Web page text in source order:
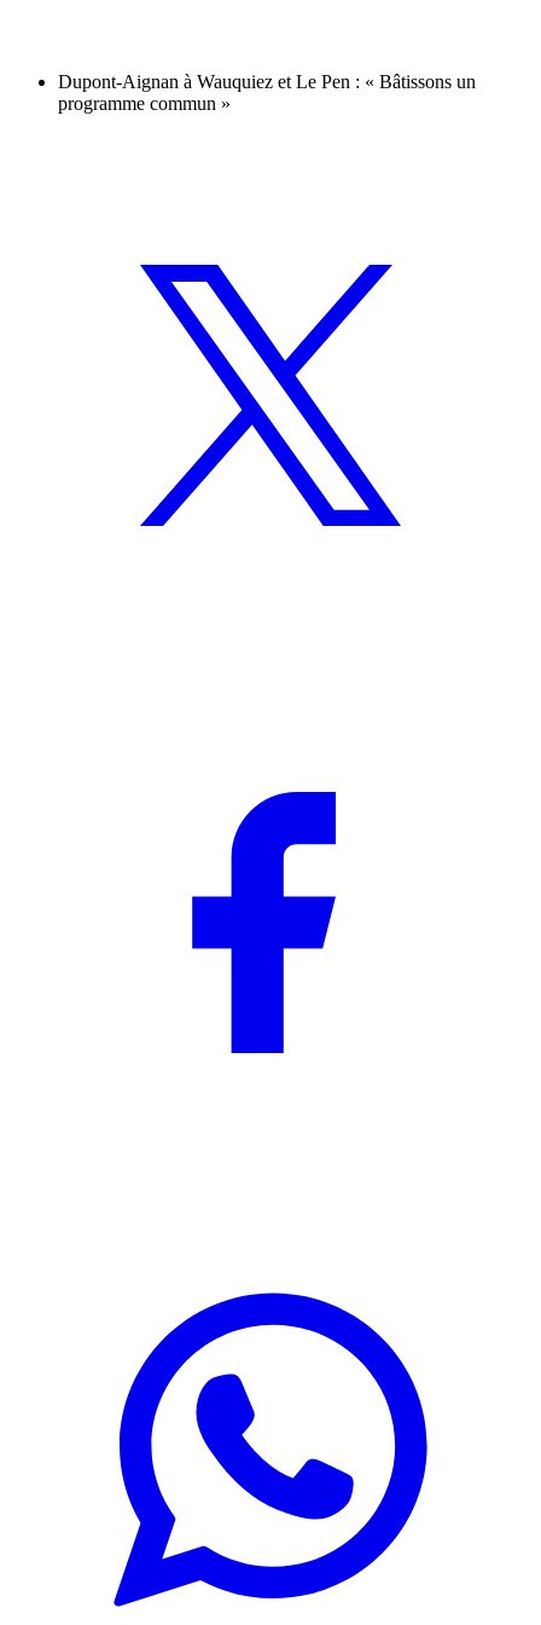
Dupont-Aignan à Wauquiez et Le Pen : « Bâtissons un
programme commun »